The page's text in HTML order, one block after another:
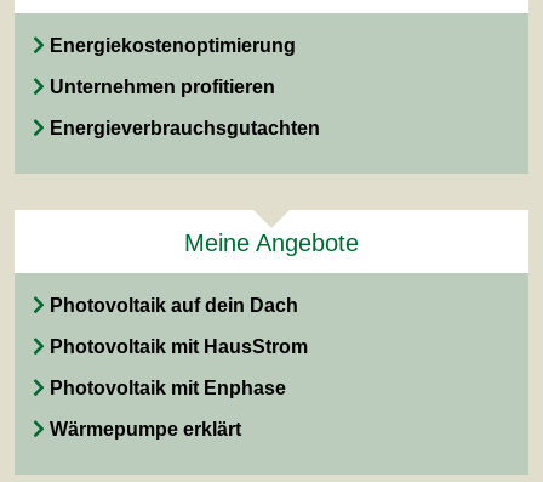
Energiekostenoptimierung
Unternehmen profitieren
Energieverbrauchsgutachten
Meine Angebote
Photovoltaik auf dein Dach
Photovoltaik mit HausStrom
Photovoltaik mit Enphase
Wärmepumpe erklärt